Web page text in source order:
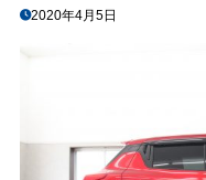
2020年4月5日